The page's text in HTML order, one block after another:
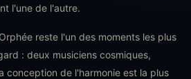
l'une de l'autre.
reste l'un des moments les plus
: deux musiciens cosmiques,
conception de l'harmonie est la plus